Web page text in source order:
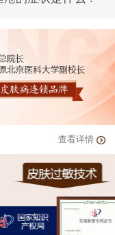
查看详情